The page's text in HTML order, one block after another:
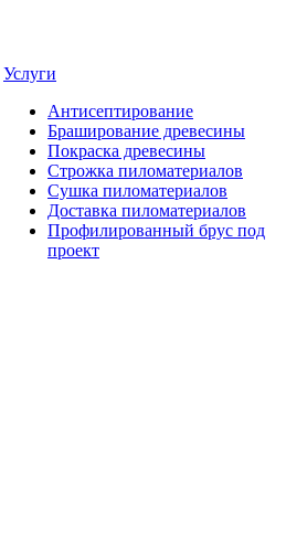
Услуги
Антисептирование
Браширование древесины
Покраска древесины
Строжка пиломатериалов
Сушка пиломатериалов
Доставка пиломатериалов
Профилированный брус под
проект